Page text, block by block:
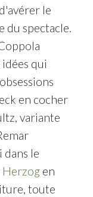
le
du spectacle.
qui
en cocher
variante
dans le
en
toute